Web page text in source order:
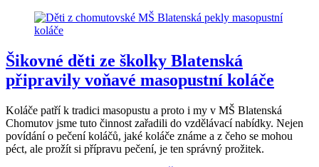
Šikovné děti ze školky Blatenská
připravily voňavé masopustní koláče
Koláče patří k tradici masopustu a proto i my v MŠ Blatenská
Chomutov jsme tuto činnost zařadili do vzdělávací nabídky. Nejen
povídání o pečení koláčů, jaké koláče známe a z čeho se mohou
péct, ale prožít si přípravu pečení, je ten správný prožitek.